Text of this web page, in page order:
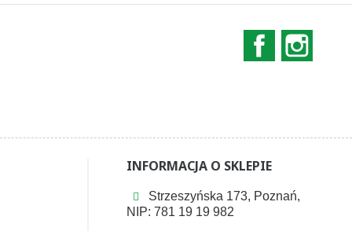
Facebook
INFORMACJA O SKLEPIE
Strzeszyńska 173, Poznań,
NIP: 781 19 19 982